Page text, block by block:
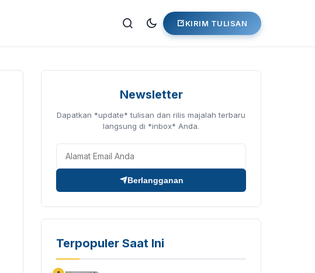
KIRIM TULISAN
Newsletter
Dapatkan *update* tulisan dan rilis majalah terbaru
langsung di *inbox* Anda.
Berlangganan
Terpopuler Saat Ini